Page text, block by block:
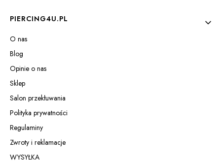
Linki w stopce
PIERCING4U.PL
O nas
Blog
Opinie o nas
Sklep
Salon przekłuwania
Polityka prywatności
Regulaminy
Zwroty i reklamacje
WYSYŁKA